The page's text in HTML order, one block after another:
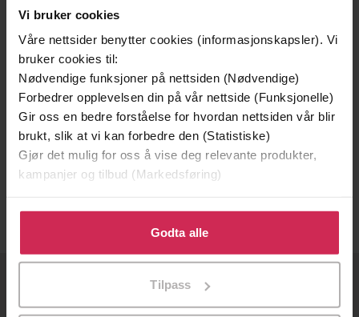
Vi bruker cookies
Våre nettsider benytter cookies (informasjonskapsler). Vi
bruker cookies til:
Nødvendige funksjoner på nettsiden (Nødvendige)
Forbedrer opplevelsen din på vår nettside (Funksjonelle)
Gir oss en bedre forståelse for hvordan nettsiden vår blir
brukt, slik at vi kan forbedre den (Statistiske)
Gjør det mulig for oss å vise deg relevante produkter,
kampanjer og tilbud (Markedsføring)
Klikk på «Godta alle» for å gi oss ditt samtykke til å
bruke cookies for alle disse formålene. Du kan også
tilpasse ditt samtykke til spesifikke formål ved å klikke
Godta alle
Tilpass
199,-
Godstransporten
Bernhard Hauge